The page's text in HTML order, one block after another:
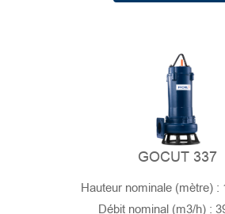
GOCUT 337
Hauteur nominale (mètre) :
Débit nominal (m3/h) :